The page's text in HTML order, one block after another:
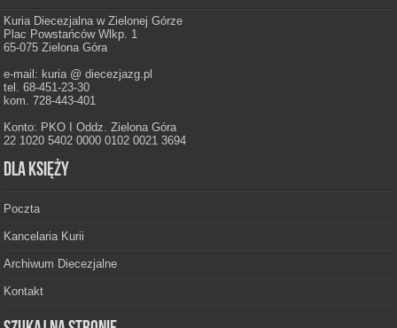
Kuria Diecezjalna w Zielonej Górze
Plac Powstańców Wlkp. 1
65-075 Zielona Góra
e-mail: kuria @ diecezjazg.pl
tel. 68-451-23-30
kom. 728-443-401
Konto: PKO I Oddz. Zielona Góra
22 1020 5402 0000 0102 0021 3694
Dla księży
Poczta
Kancelaria Kurii
Archiwum Diecezjalne
Kontakt